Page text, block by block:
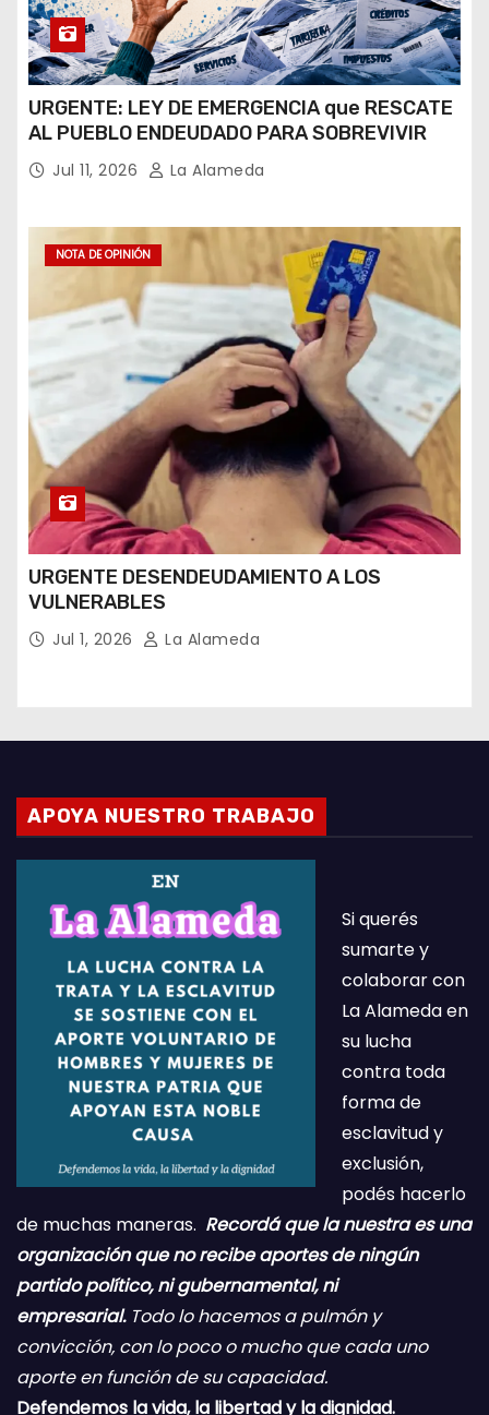
URGENTE: LEY DE EMERGENCIA que RESCATE
AL PUEBLO ENDEUDADO PARA SOBREVIVIR
Jul 11, 2026 La Alameda
NOTA DE OPINIÓN
URGENTE DESENDEUDAMIENTO A LOS
VULNERABLES
Jul 1, 2026 La Alameda
APOYA NUESTRO TRABAJO
Si querés
sumarte y
colaborar con
La Alameda en
su lucha
contra toda
forma de
esclavitud y
exclusión,
podés hacerlo
de muchas maneras. Recordá que la nuestra es una
organización que no recibe aportes de ningún
partido político, ni gubernamental, ni
empresarial.Todo lo hacemos a pulmón y
convicción, con lo poco o mucho que cada uno
aporte en función de su capacidad.
Defendemos la vida, la libertad y la dignidad.